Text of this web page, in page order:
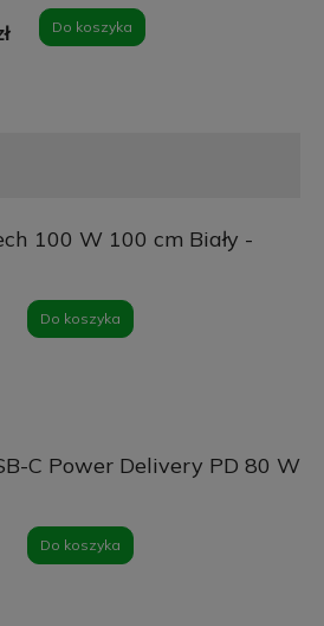
Do koszyka
100 W 100 cm Biały -
Do koszyka
C Power Delivery PD 80 W
Do koszyka